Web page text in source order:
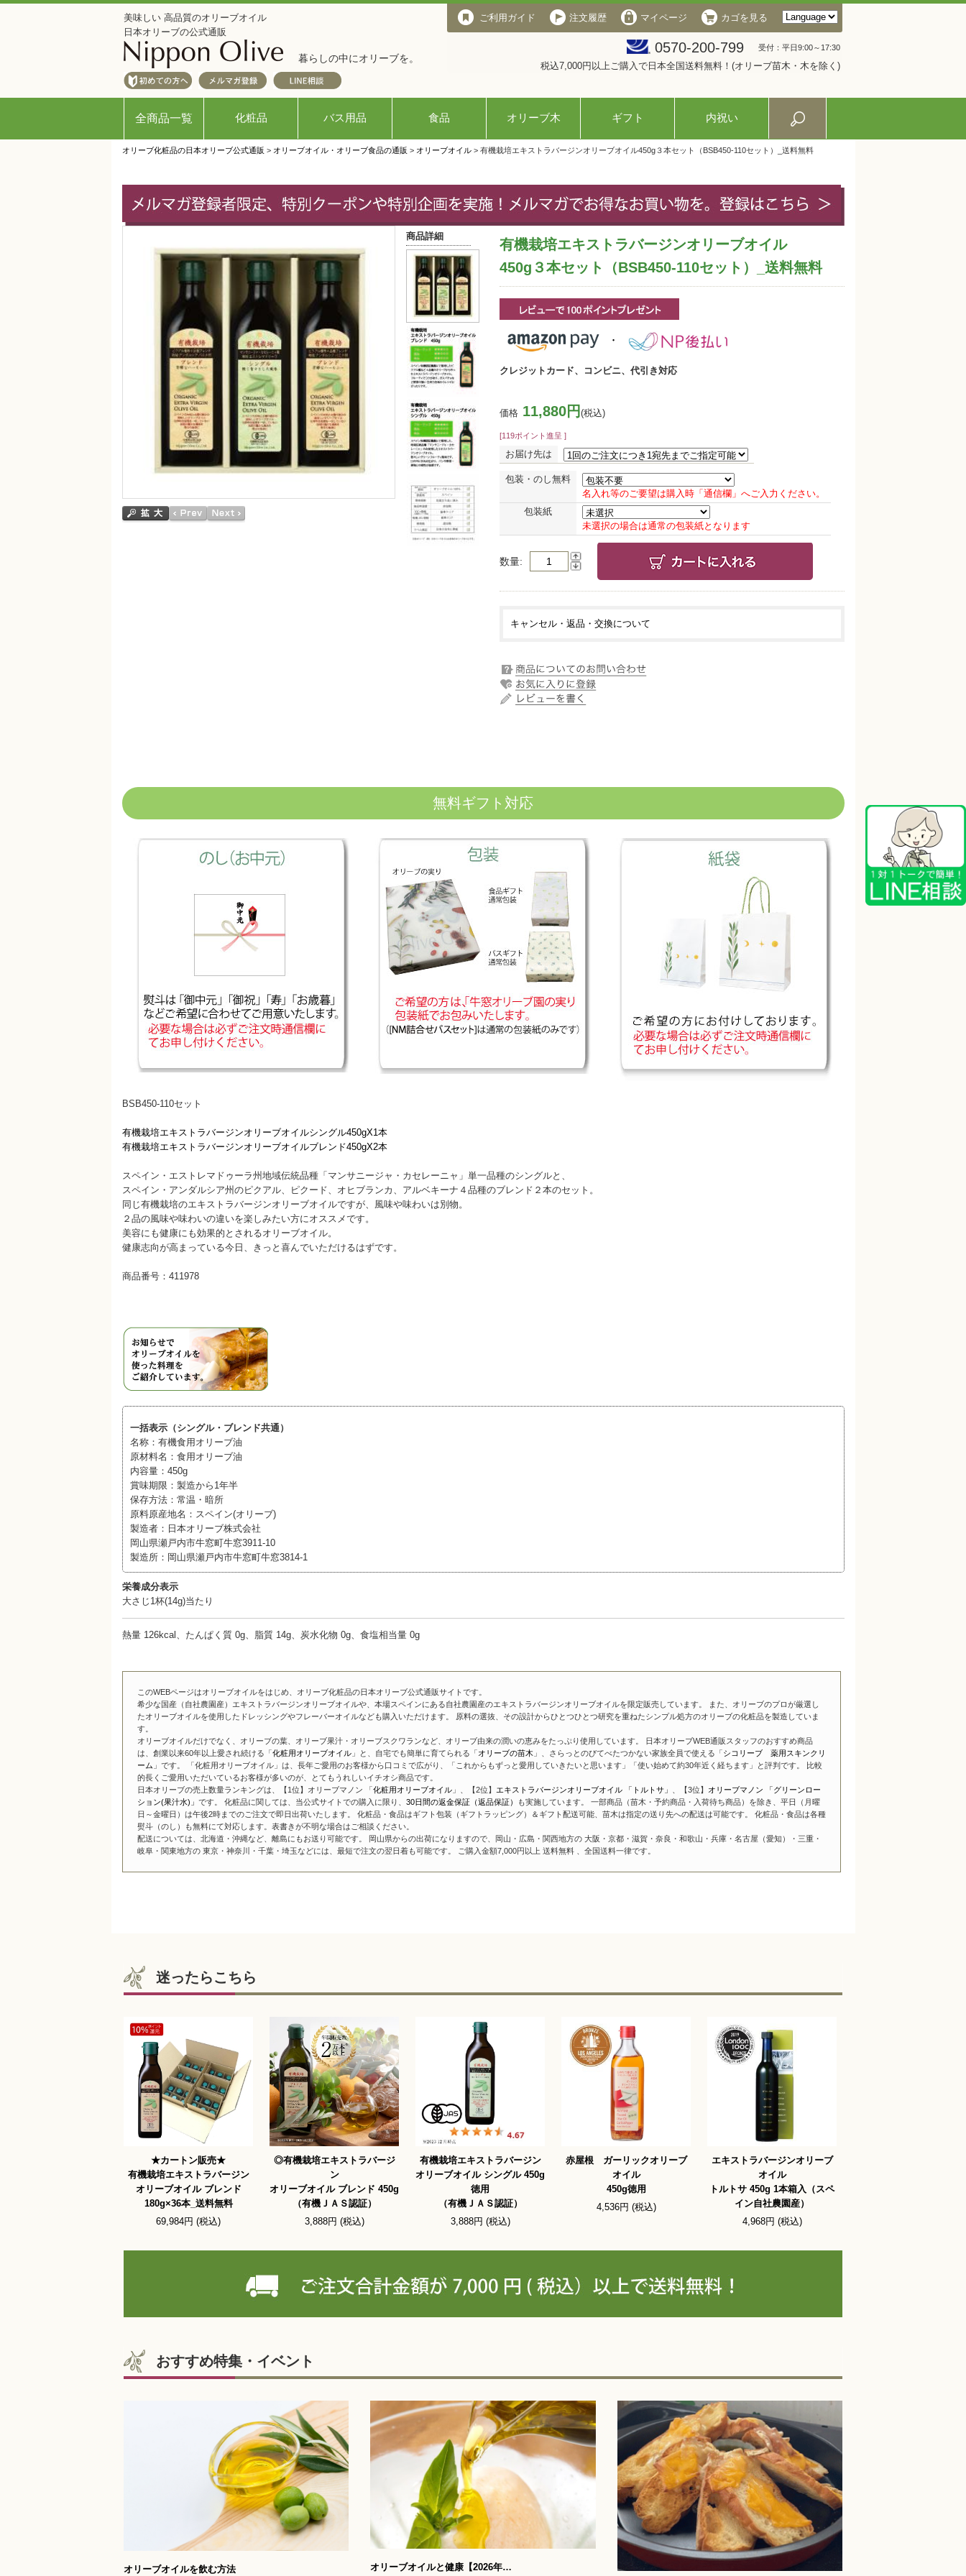
美味しい 高品質のオリーブオイル
日本オリーブの公式通販
暮らしの中にオリーブを。
ご利用ガイド 注文履歴 マイページ カゴを見る
0570-200-799 受付：平日9:00～17:30
税込7,000円以上ご購入で日本全国送料無料！(オリーブ苗木・木を除く)
全商品一覧 化粧品 バス用品 食品 オリーブ木 ギフト 内祝い
オリーブ化粧品の日本オリーブ公式通販 > オリーブオイル・オリーブ食品の通販 > オリーブオイル> 有機栽培エキストラバージンオリーブオイル450g３本セット（BSB450-110セット）_送料無料
有機栽培エキストラバージンオリーブオイル
450g３本セット（BSB450-110セット）_送料無料
クレジットカード、コンビニ、代引き対応
価格 11,880円 (税込)
[119ポイント進呈 ]
お届け先は
包装・のし無料
名入れ等のご要望は購入時「通信欄」へご入力ください。
包装紙
未選択の場合は通常の包装紙となります
数量
キャンセル・返品・交換について
商品詳細
無料ギフト対応
BSB450-110セット
有機栽培エキストラバージンオリーブオイルシングル450gX1本
有機栽培エキストラバージンオリーブオイルブレンド450gX2本
スペイン・エストレマドゥーラ州地域伝統品種「マンサニージャ・カセレーニャ」単一品種のシングルと、
スペイン・アンダルシア州のピクアル、ピクード、オヒブランカ、アルベキーナ４品種のブレンド２本のセット。
同じ有機栽培のエキストラバージンオリーブオイルですが、風味や味わいは別物。
２品の風味や味わいの違いを楽しみたい方にオススメです。
美容にも健康にも効果的とされるオリーブオイル。
健康志向が高まっている今日、きっと喜んでいただけるはずです。
商品番号：411978
一括表示（シングル・ブレンド共通）
名称：有機食用オリーブ油
原材料名：食用オリーブ油
内容量：450g
賞味期限：製造から1年半
保存方法：常温・暗所
原料原産地名：スペイン(オリーブ)
製造者：日本オリーブ株式会社
岡山県瀬戸内市牛窓町牛窓3911-10
製造所：岡山県瀬戸内市牛窓町牛窓3814-1
栄養成分表示
大さじ1杯(14g)当たり
熱量 126kcal、たんぱく質 0g、脂質 14g、炭水化物 0g、食塩相当量 0g
このWEBページはオリーブオイルをはじめ、オリーブ化粧品の日本オリーブ公式通販サイトです。
希少な国産（自社農園産）エキストラバージンオリーブオイルや、本場スペインにある自社農園産のエキストラバージンオリーブオイルを限定販売しています。 また、オリーブのプロが厳選し
たオリーブオイルを使用したドレッシングやフレーバーオイルなども購入いただけます。 原料の選抜、その設計からひとつひとつ研究を重ねたシンプル処方のオリーブの化粧品を製造していま
す。
オリーブオイルだけでなく、オリーブの葉、オリーブ果汁・オリーブスクワランなど、オリーブ由来の潤いの恵みをたっぷり使用しています。 日本オリーブWEB通販スタッフのおすすめ商品
は、創業以来60年以上愛され続ける「化粧用オリーブオイル」と、自宅でも簡単に育てられる「オリーブの苗木 」、さらっとのびてべたつかない家族全員で使える「シコリーブ 薬用スキンクリ
ーム 」です。 「化粧用オリーブオイル」は、長年ご愛用のお客様から口コミで広がり、「これからもずっと愛用していきたいと思います」「使い始めて約30年近く経ちます」と評判です。 比較
的長くご愛用いただいているお客様が多いのが、とてもうれしいイチオシ商品です。
日本オリーブの売上数量ランキングは、【1位】オリーブマノン 「化粧用オリーブオイル」、【2位】 エキストラバージンオリーブオイル 「トルトサ」 、【3位】
オリーブマノン 「グリーンロー
ション(果汁水)」 です。 化粧品に関しては、当公式サイトでの購入に限り、 30日間の返金保証（返品保証）
も実施しています。 一部商品（苗木・予約商品・入荷待ち商品）を除き、平日（月曜
日～金曜日）は午後2時までのご注文で即日出荷いたします。 化粧品・食品はギフト包装（ギフトラッピング）＆ギフト配送可能、苗木は指定の送り先への配送は可能です。 化粧品・食品は各種
熨斗（のし）も無料にて対応します。表書きが不明な場合はご相談ください。
配送については、北海道・沖縄など、離島にもお送り可能です。 岡山県からの出荷になりますので、岡山・広島・関西地方の 大阪・京都・滋賀・奈良・和歌山・兵庫・名古屋（愛知）・三重・
岐阜・関東地方の 東京・神奈川・千葉・埼玉などには、最短で注文の翌日着も可能です。 ご購入金額7,000円以上 送料無料 、全国送料一律です。
迷ったらこちら
★カートン販売★
有機栽培エキストラバージン
オリーブオイル ブレンド
180g×36本_送料無料
69,984円 (税込)
◎有機栽培エキストラバージ
ン
オリーブオイル ブレンド 450g
（有機ＪＡＳ認証）
3,888円 (税込)
有機栽培エキストラバージン
オリーブオイル シングル 450g
徳用
（有機ＪＡＳ認証）
3,888円 (税込)
赤屋根 ガーリックオリーブ
オイル
450g徳用
4,536円 (税込)
エキストラバージンオリーブ
オイル
トルトサ 450g 1本箱入（スペ
イン自社農園産）
4,968円 (税込)